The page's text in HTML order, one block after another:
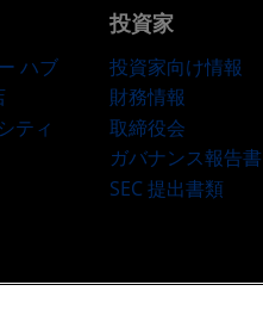
ハブ
ティ
投資家
投資家向け情報
財務情報
取締役会
ガバナンス報告書
SEC 提出書類